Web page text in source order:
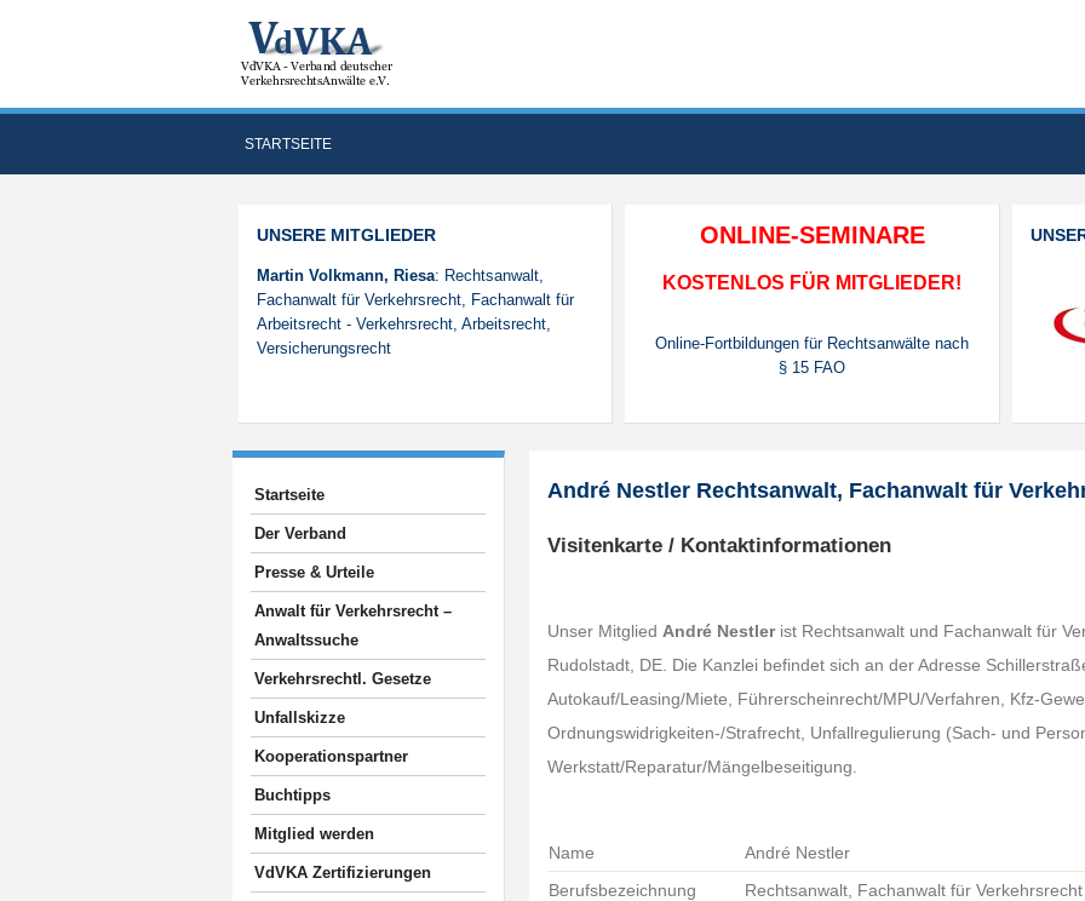
STARTSEITE
UNSERE MITGLIEDER
Martin Volkmann, Riesa: Rechtsanwalt,
Fachanwalt für Verkehrsrecht, Fachanwalt für
Arbeitsrecht - Verkehrsrecht, Arbeitsrecht,
Versicherungsrecht
ONLINE-SEMINARE
KOSTENLOS FÜR MITGLIEDER!
Online-Fortbildungen für Rechtsanwälte nach
§ 15 FAO
Startseite
Der Verband
Presse & Urteile
Anwalt für Verkehrsrecht –
Anwaltssuche
Verkehrsrechtl. Gesetze
Unfallskizze
Kooperationspartner
Buchtipps
Mitglied werden
VdVKA Zertifizierungen
André Nestler Rechtsanwalt, Fachanwalt für
Visitenkarte / Kontaktinformationen
Unser Mitglied André Nestlerist Rechtsanwalt und Fachanwalt für
Rudolstadt, DE. Die Kanzlei befindet sich an der Adresse
Autokauf/Leasing/Miete, Führerscheinrecht/MPU/Verfahren, Kfz-
Ordnungswidrigkeiten-/Strafrecht, Unfallregulierung (Sach- und
Werkstatt/Reparatur/Mängelbeseitigung.
Name
André Nestler
Berufsbezeichnung
Rechtsanwalt, Fachanwalt für Verkehrsrecht